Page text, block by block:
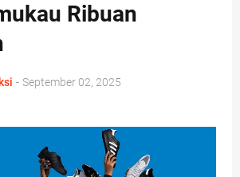
Ribuan
- September 02, 2025